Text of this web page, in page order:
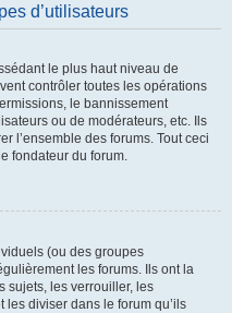
d’utilisateurs
le plus haut niveau de
contrôler toutes les opérations
le bannissement
ou de modérateurs, etc. Ils
l’ensemble des forums. Tout ceci
fondateur du forum.
(ou des groupes
les forums. Ils ont la
sujets, les verrouiller, les
diviser dans le forum qu’ils